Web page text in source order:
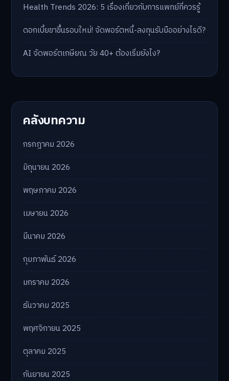
Health Trends 2026: 5 เรื่องเกี่ยวกับการแพทย์ที่ควรรู้
ดอกเบี้ยขาขึ้นรอบใหม่! จัดพอร์ตหนี้-ลงทุนรับมืออย่างไรดี?
AI จัดพอร์ตเกษียณ วัย 40+ ต้องเริ่มยังไง?
คลังบทความ
กรกฎาคม 2026
มิถุนายน 2026
พฤษภาคม 2026
เมษายน 2026
มีนาคม 2026
กุมภาพันธ์ 2026
มกราคม 2026
ธันวาคม 2025
พฤศจิกายน 2025
ตุลาคม 2025
กันยายน 2025